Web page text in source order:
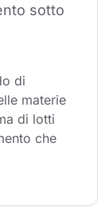
sotto
di
materie
di lotti
che